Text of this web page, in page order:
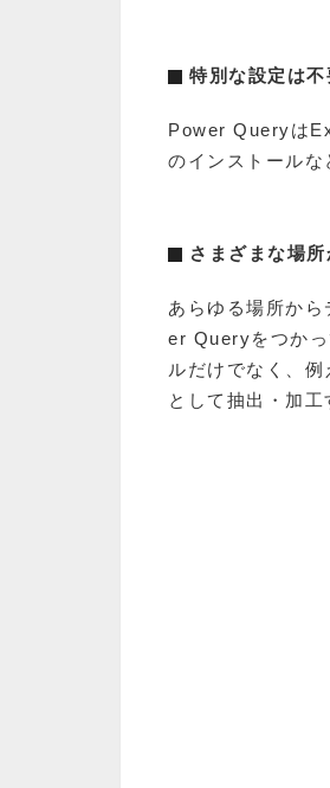
特別な設定は不
Power Queryは
のインストールな
さまざまな場
あらゆる場所か
er Queryをつか
ルだけでなく、
として抽出・加工